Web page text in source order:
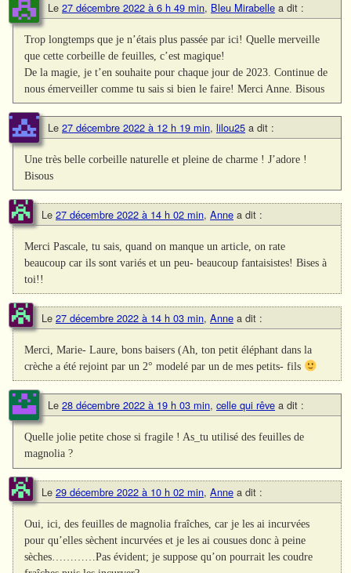
Le 27 décembre 2022 à 6 h 49 min, Bleu Mirabelle a dit :
Trop longtemps que je n’étais plus passée par ici! Quelle merveille
que cette corbeille de feuilles, c’est magique!
De la magie, je t’en souhaite pour chaque jour de 2023. Continue de
nous émerveiller comme tu sais si bien le faire! Merci Anne. Bisous
Le 27 décembre 2022 à 12 h 19 min, lilou25 a dit :
Une très belle corbeille naturelle et pleine de charme ! J’adore !
Bisous
Le 27 décembre 2022 à 14 h 02 min, Anne a dit :
Merci Pascale, tu sais, quand on manque un article, on rate
beaucoup car ils sont variés et un peu- beaucoup fantaisistes! Bises à
toi!!
Le 27 décembre 2022 à 14 h 03 min, Anne a dit :
Merci, Marie- Laure, bons baisers (Ah, ton petit éléphant dans la
crèche a été rejoint par un 2° modelé par un de mes petits- fils
Le 28 décembre 2022 à 19 h 03 min, celle qui rêve a dit :
Quelle jolie petite chose si fragile ! As_tu utilisé des feuilles de
magnolia ?
Le 29 décembre 2022 à 10 h 02 min, Anne a dit :
Oui, ici, des feuilles de magnolia fraîches, car je les ai incurvées
pour qu’elles sèchent incurvées et je les ai cousues donc à peine
sèches…………Pas évident; je suppose qu’on pourrait les coudre